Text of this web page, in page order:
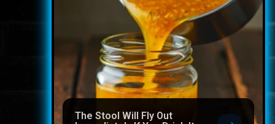
The Stool Will Fly Out